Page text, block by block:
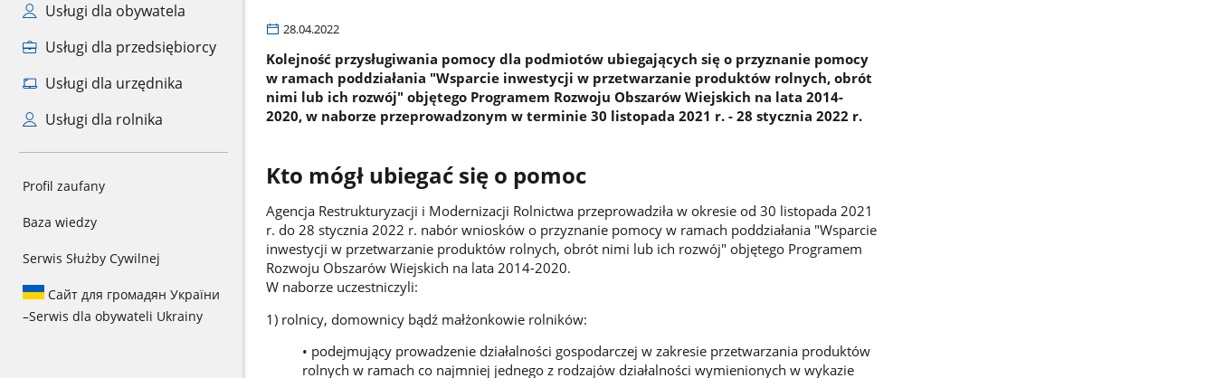
Usługi dla obywatela
Usługi dla przedsiębiorcy
Usługi dla urzędnika
Usługi dla rolnika
Profil zaufany
Baza wiedzy
Serwis Służby Cywilnej
Сайт для громадян України
–Serwis dla obywateli Ukrainy
28.04.2022
Kolejność przysługiwania pomocy dla podmiotów ubiegających się o przyznanie pomocy
w ramach poddziałania "Wsparcie inwestycji w przetwarzanie produktów rolnych, obrót
nimi lub ich rozwój" objętego Programem Rozwoju Obszarów Wiejskich na lata 2014-
2020, w naborze przeprowadzonym w terminie 30 listopada 2021 r. - 28 stycznia 2022 r.
Kto mógł ubiegać się o pomoc
Agencja Restrukturyzacji i Modernizacji Rolnictwa przeprowadziła w okresie od 30 listopada 2021
r. do 28 stycznia 2022 r. nabór wniosków o przyznanie pomocy w ramach poddziałania "Wsparcie
inwestycji w przetwarzanie produktów rolnych, obrót nimi lub ich rozwój" objętego Programem
Rozwoju Obszarów Wiejskich na lata 2014-2020.
W naborze uczestniczyli:
1) rolnicy, domownicy bądź małżonkowie rolników:
• podejmujący prowadzenie działalności gospodarczej w zakresie przetwarzania produktów
rolnych w ramach co najmniej jednego z rodzajów działalności wymienionych w wykazie